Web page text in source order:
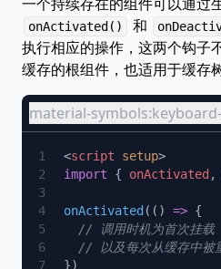
onActivated() 和
执行相应的操作，这两个钩子
缓存的根组件，也适用于缓存
material-
<script setup
import { onActivated ,
onActivated (() =>